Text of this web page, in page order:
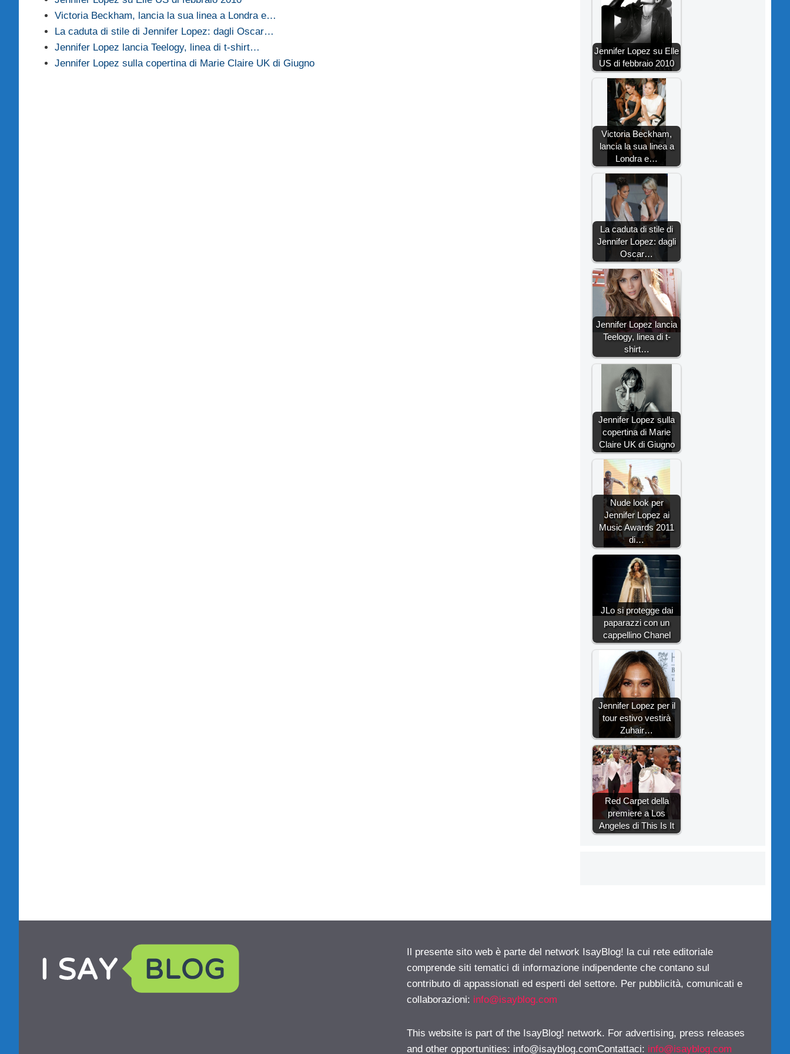
Victoria Beckham, lancia la sua linea a Londra e…
La caduta di stile di Jennifer Lopez: dagli Oscar…
Jennifer Lopez lancia Teelogy, linea di t-shirt…
Jennifer Lopez sulla copertina di Marie Claire UK di Giugno
Jennifer Lopez su Elle
US di febbraio 2010
Victoria Beckham,
lancia la sua linea a
Londra e…
La caduta di stile di
Jennifer Lopez: dagli
Oscar…
Jennifer Lopez lancia
Teelogy, linea di t-
shirt…
Jennifer Lopez sulla
copertina di Marie
Claire UK di Giugno
Nude look per
Jennifer Lopez ai
Music Awards 2011
di…
JLo si protegge dai
paparazzi con un
cappellino Chanel
Jennifer Lopez per il
tour estivo vestirà
Zuhair…
Red Carpet della
premiere a Los
Angeles di This Is It
Il presente sito web è parte del network IsayBlog! la cui rete editoriale
comprende siti tematici di informazione indipendente che contano sul
contributo di appassionati ed esperti del settore. Per pubblicità, comunicati e
collaborazioni: info@isayblog.com
This website is part of the IsayBlog! network. For advertising, press releases
and other opportunities: info@isayblog.comContattaci: info@isayblog.com